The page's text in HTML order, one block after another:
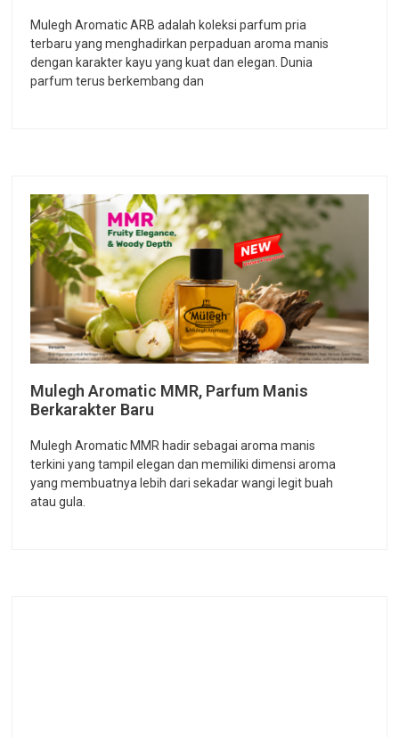
Mulegh Aromatic ARB adalah koleksi parfum pria
terbaru yang menghadirkan perpaduan aroma manis
dengan karakter kayu yang kuat dan elegan. Dunia
parfum terus berkembang dan
Mulegh Aromatic MMR, Parfum Manis
Berkarakter Baru
Mulegh Aromatic MMR hadir sebagai aroma manis
terkini yang tampil elegan dan memiliki dimensi aroma
yang membuatnya lebih dari sekadar wangi legit buah
atau gula.